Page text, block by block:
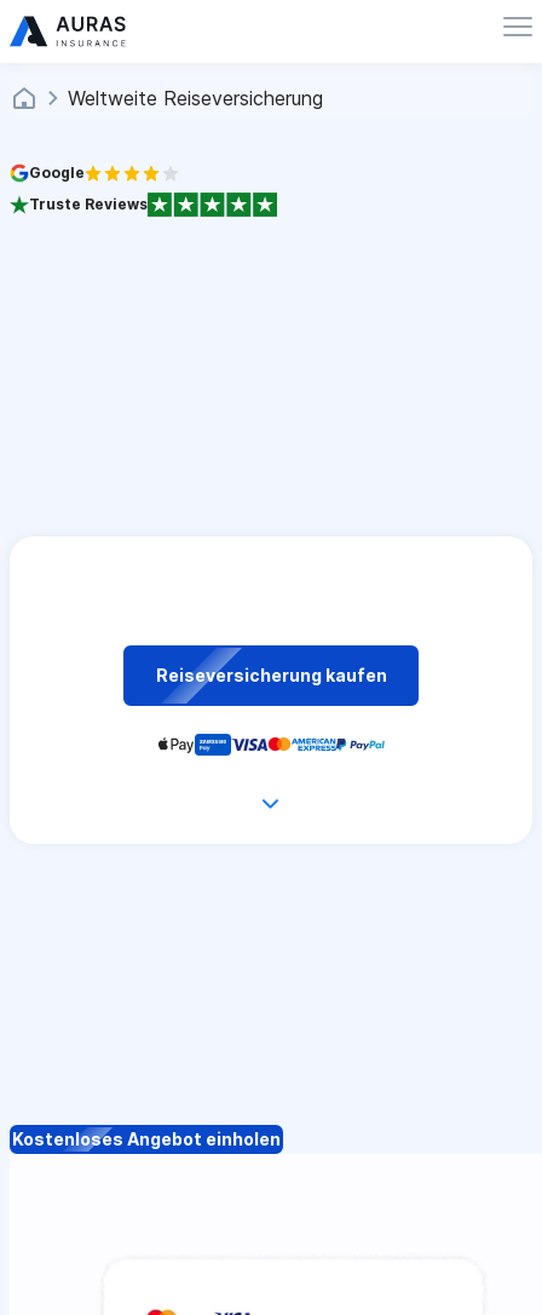
Weltweite Reiseversicherung
Google
Truste Reviews
Reiseversicherung kaufen
Kostenloses Angebot einholen